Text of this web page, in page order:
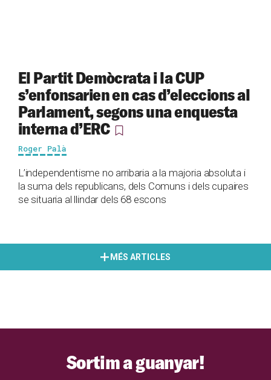
El Partit Demòcrata i la CUP
s’enfonsarien en cas d’eleccions al
Parlament, segons una enquesta
interna d’ERC
Roger Palà
L’independentisme no arribaria a la majoria absoluta i
la suma dels republicans, dels Comuns i dels cupaires
se situaria al llindar dels 68 escons
MÉS ARTICLES
Sortim a guanyar!